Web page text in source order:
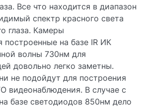
Все что находится в диапазон
спектр красного света
глаза. Камеры
построенные на базе IR ИК
волны 730нм для
довольно легко заметны.
не подойдут для построения
видеонаблюдения. В случае с
базе светодиодов 850нм дело